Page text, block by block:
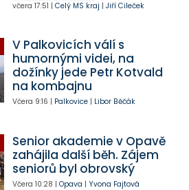
včera 17:51 | Celý MS kraj | Jiří Cileček
V Palkovicích válí s
humornými videi, na
dožínky jede Petr Kotvald
na kombajnu
Včera 9:16 | Palkovice| Libor Běčák
Senior akademie v Opavě
zahájila další běh. Zájem
seniorů byl obrovský
Včera 10:28 | Opava | Yvona Fajtová